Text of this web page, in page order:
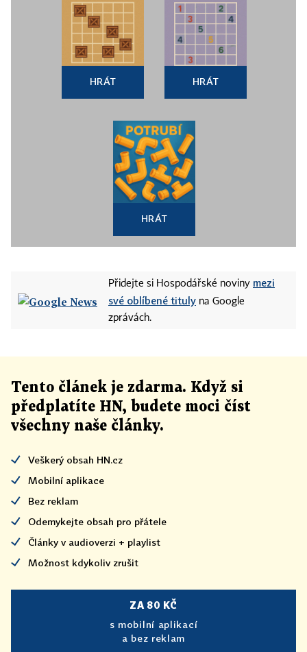
HRÁT HRÁT
HRÁT
Přidejte si Hospodářské noviny mezi
své oblíbené tituly na Google
zprávách.
Tento článek je zdarma. Když si
předplatíte HN, budete moci číst
všechny naše články.
Veškerý obsah HN.cz
Mobilní aplikace
Bez reklam
Odemykejte obsah pro přátele
Články v audioverzi + playlist
Možnost kdykoliv zrušit
ZA 80 KČ
s mobilní aplikací
a bez reklam